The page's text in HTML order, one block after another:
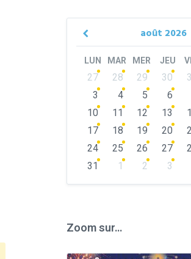
août 2026
Previous
LUN MAR MER JEU
Skip
calendar
days
27 28 29 30
3
4 5 6
10
11 12 13
17
18 19 20
24
25 26 27
31
1 2 3
Zoom sur…